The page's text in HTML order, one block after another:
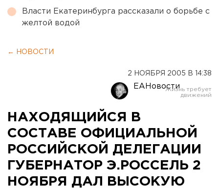
Власти Екатеринбурга рассказали о борьбе с
желтой водой
← НОВОСТИ
2 НОЯБРЯ 2005 В 14:38
ЕАНовости
НАХОДЯЩИЙСЯ В
СОСТАВЕ ОФИЦИАЛЬНОЙ
РОССИЙСКОЙ ДЕЛЕГАЦИИ
ГУБЕРНАТОР Э.РОССЕЛЬ 2
НОЯБРЯ ДАЛ ВЫСОКУЮ